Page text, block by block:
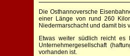
Die Osthannoversche
einer Länge von rund 260
Niedermarschacht und damit bis
Etwas weiter südlich reicht
Unternehmergesellschaft
vorhanden ist.